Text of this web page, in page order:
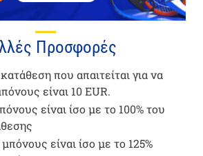
Προσφορές
που απαιτείται για να
είναι 10 EUR.
είναι ίσο με το 100% του
είναι ίσο με το 125%